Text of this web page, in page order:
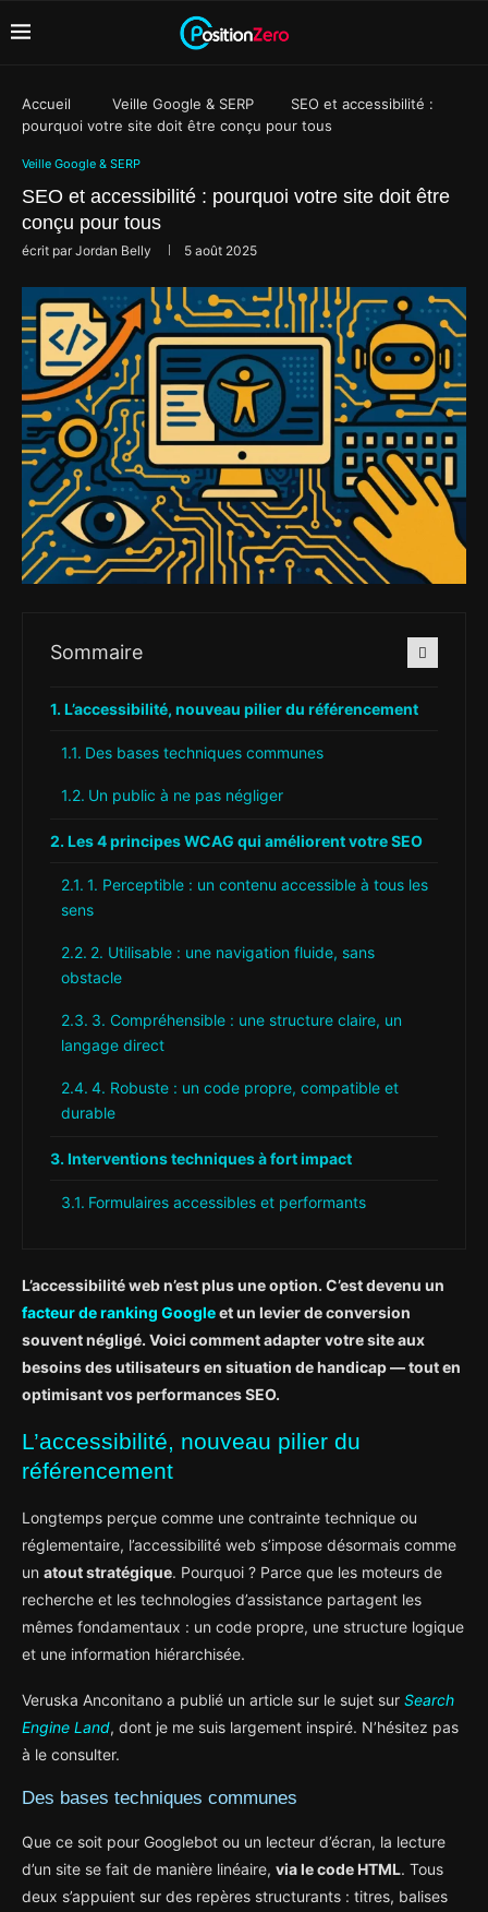
Accueil Veille Google & SERP
SEO et accessibilité :
pourquoi votre site doit être conçu pour tous
Veille Google & SERP
SEO et accessibilité : pourquoi votre site doit être
conçu pour tous
écrit parJordan Belly 5 août 2025
Sommaire
L’accessibilité, nouveau pilier du référencement
Des bases techniques communes
Un public à ne pas négliger
Les 4 principes WCAG qui améliorent votre SEO
1. Perceptible : un contenu accessible à tous les
sens
2. Utilisable : une navigation fluide, sans
obstacle
3. Compréhensible : une structure claire, un
langage direct
4. Robuste : un code propre, compatible et
durable
Interventions techniques à fort impact
Formulaires accessibles et performants
Gestion des erreurs
Des gains concrets et mesurables
Core Web Vitals améliorés
L’aspect légal : vers une généralisation de
Par où commencer : un plan en 3 étapes
Audit rapide (1 jour)
Corrections prioritaires (1 semaine)
Intégration durable (1 mois)
L’accessibilité web n’est plus une option. C’est devenu un
facteur de ranking Googleet un levier de conversion
souvent négligé. Voici comment adapter votre site aux
besoins des utilisateurs en situation de handicap — tout en
optimisant vos performances SEO.
L’accessibilité, nouveau pilier du
référencement
Longtemps perçue comme une contrainte technique ou
réglementaire, l’accessibilité web s’impose désormais comme
un atout stratégique. Pourquoi ? Parce que les moteurs de
recherche et les technologies d’assistance partagent les
mêmes fondamentaux : un code propre, une structure logique
et une information hiérarchisée.
Veruska Anconitano a publié un article sur le sujet sur Search
Engine Land, dont je me suis largement inspiré. N’hésitez pas
à le consulter.
Des bases techniques communes
Que ce soit pour Googlebot ou un lecteur d’écran, la lecture
d’un site se fait de manière linéaire, via le code HTML. Tous
deux s’appuient sur des repères structurants : titres, balises